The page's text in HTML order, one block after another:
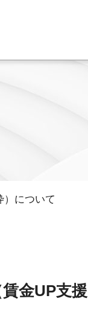
）について
金UP支援